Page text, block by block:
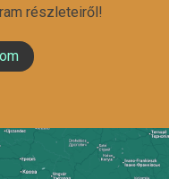
részleteiről!